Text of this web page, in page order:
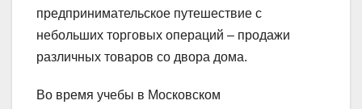
предпринимательское путешествие с
небольших торговых операций – продажи
различных товаров со двора дома.
Во время учебы в Московском